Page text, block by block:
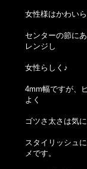
女性様はかわい
センターの節に
レンジし
女性らしく♪
4mm幅ですが、
よく
ゴツさ太さは気
スタイリッシュ
メです。